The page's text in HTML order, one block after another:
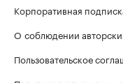
Корпоративная
О соблюдении
Пользовательское